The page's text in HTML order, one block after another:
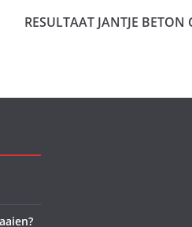
RESULTAAT JANTJE BETON